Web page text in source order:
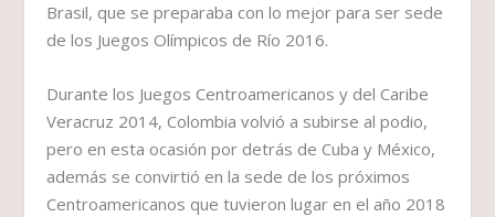
Brasil, que se preparaba con lo mejor para ser sede
de los Juegos Olímpicos de Río 2016.
Durante los Juegos Centroamericanos y del Caribe
Veracruz 2014, Colombia volvió a subirse al podio,
pero en esta ocasión por detrás de Cuba y México,
además se convirtió en la sede de los próximos
Centroamericanos que tuvieron lugar en el año 2018